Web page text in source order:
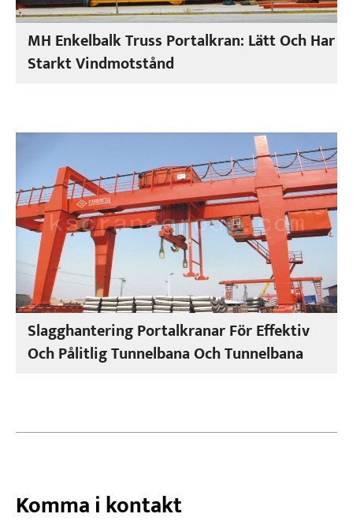
MH Enkelbalk Truss Portalkran: Lätt Och Har
Starkt Vindmotstånd
Slagghantering Portalkranar För Effektiv
Och Pålitlig Tunnelbana Och Tunnelbana
Komma i kontakt